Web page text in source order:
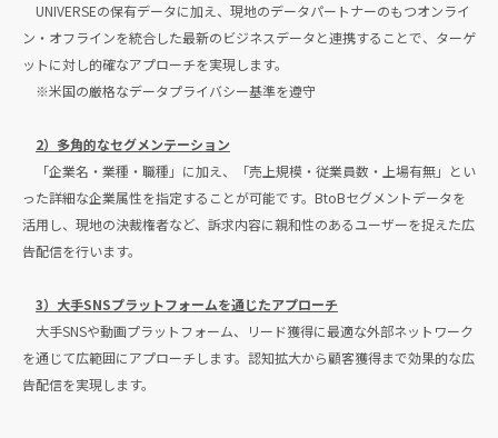
UNIVERSEの保有データに加え、現地のデータパートナーのもつオンライ
ン・オフラインを統合した最新のビジネスデータと連携することで、ターゲ
ットに対し的確なアプローチを実現します。
※米国の厳格なデータプライバシー基準を遵守
2）多角的なセグメンテーション
「企業名・業種・職種」に加え、「売上規模・従業員数・上場有無」とい
った詳細な企業属性を指定することが可能です。BtoBセグメントデータを
活用し、現地の決裁権者など、訴求内容に親和性のあるユーザーを捉えた広
告配信を行います。
3）大手SNSプラットフォームを通じたアプローチ
大手SNSや動画プラットフォーム、リード獲得に最適な外部ネットワーク
を通じて広範囲にアプローチします。認知拡大から顧客獲得まで効果的な広
告配信を実現します。